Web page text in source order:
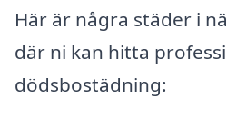
Här är några städer i
där ni kan hitta
dödsbostädning: